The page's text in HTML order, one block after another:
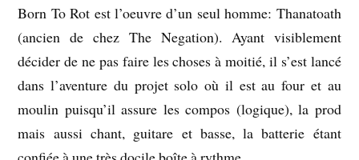
Born To Rot est l’oeuvre d’un seul homme: Thanatoath
(ancien de chez The Negation). Ayant visiblement
décider de ne pas faire les choses à moitié, il s’est lancé
dans l’aventure du projet solo où il est au four et au
moulin puisqu’il assure les compos (logique), la prod
mais aussi chant, guitare et basse, la batterie étant